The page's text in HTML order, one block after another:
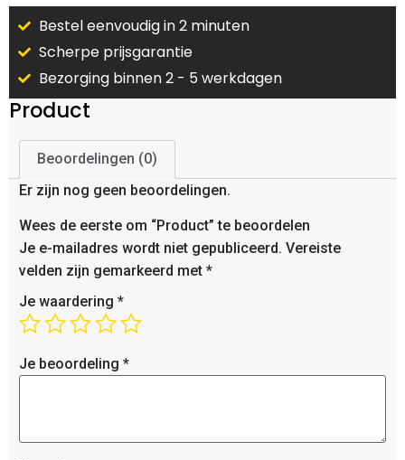
Bestel eenvoudig in 2 minuten
Scherpe prijsgarantie
Bezorging binnen 2 - 5 werkdagen
Product
Beoordelingen (0)
Er zijn nog geen beoordelingen.
Wees de eerste om “Product” te beoordelen
Je e-mailadres wordt niet gepubliceerd. Vereiste
velden zijn gemarkeerd met *
Je waardering *
Je beoordeling *